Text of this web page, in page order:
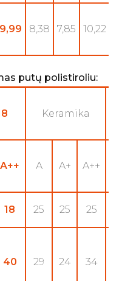
9,99 8,38 7,85 10,22
putų polistiroliu:
Keramika
A++ A A+ A++
18 25 25 25
40 29 24 34